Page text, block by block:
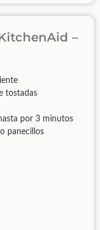
–
tostadas
por 3 minutos
panecillos